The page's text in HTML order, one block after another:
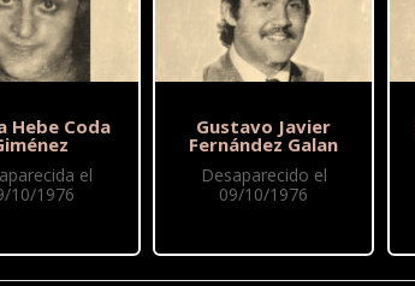
Hebe Coda
el
10/1976
Gustavo Javier
Fernández Galan
Desaparecido el
09/10/1976